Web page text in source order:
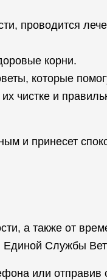
проводится
корни.
которые
чистке и
и принесет
а также от
Единой Службы
или отправив